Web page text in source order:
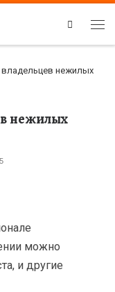
Search
владельцев нежилых
нежилых
можно
и другие